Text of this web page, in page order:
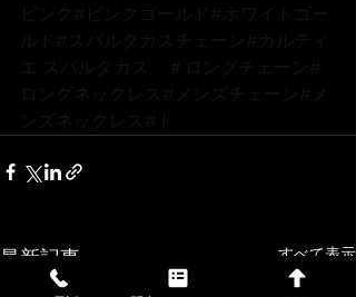
ピンク #ピンクゴールド #ホワイトゴー
ルド #スパルタカスチェーン #カルティ
エ スパルタカス ＃ロングチェーン #
ロングネックレス #メンズチェーン #メ
ンズネックレス #ト
最新記事 すべて表示